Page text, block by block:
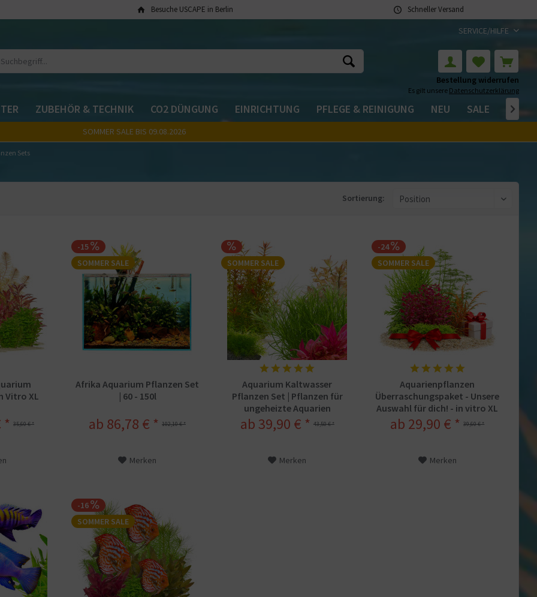
Besuche USCAPE in Berlin Schneller Versand
SERVICE/HILFE
Bestellung widerrufen
Es gilt unsere Datenschutzerklärung
ZUBEHÖR & TECHNIK CO2 DÜNGUNG EINRICHTUNG PFLEGE & REINIGUNG NEU SALE 
SOMMER SALE BIS 09.08.2026
Sets
Sortierung:
Vitro XL
35,60 € *
*
-15
SOMMER SALE
Afrika Aquarium Pflanzen Set
| 60 - 150l
102,10 € *
ab 86,78 € *
Merken
SOMMER SALE
Aquarium Kaltwasser
Pflanzen Set | Pflanzen für
ungeheizte Aquarien
43,50 € *
ab 39,90 € *
Merken
-24
SOMMER SALE
Aquarienpflanzen
Überraschungspaket - Unsere
Auswahl für dich! - in vitro XL
39,60 € *
ab 29,90 € *
Merken
-16
SOMMER SALE